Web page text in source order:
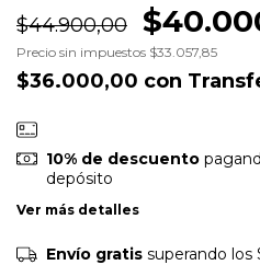
$44.900,00
Precio sin impuestos $33.057,85
$36.000,00 con
10% de descuento
depósito
Ver más detalles
Envío gratis superando los